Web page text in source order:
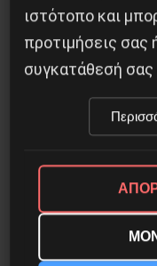
ιστότοπο και
προτιμήσεις σας
συγκατάθεσή σας